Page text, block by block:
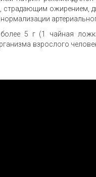
ожирением,
5 г (1 чайная
взрослого